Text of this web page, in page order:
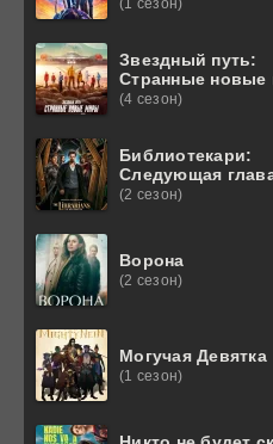
(1 сезон)
Звездный путь:
Странные
(4 сезон)
Библиотекари:
Следующая
(2 сезон)
Ворона
(2 сезон)
Могучая Девятка
(1 сезон)